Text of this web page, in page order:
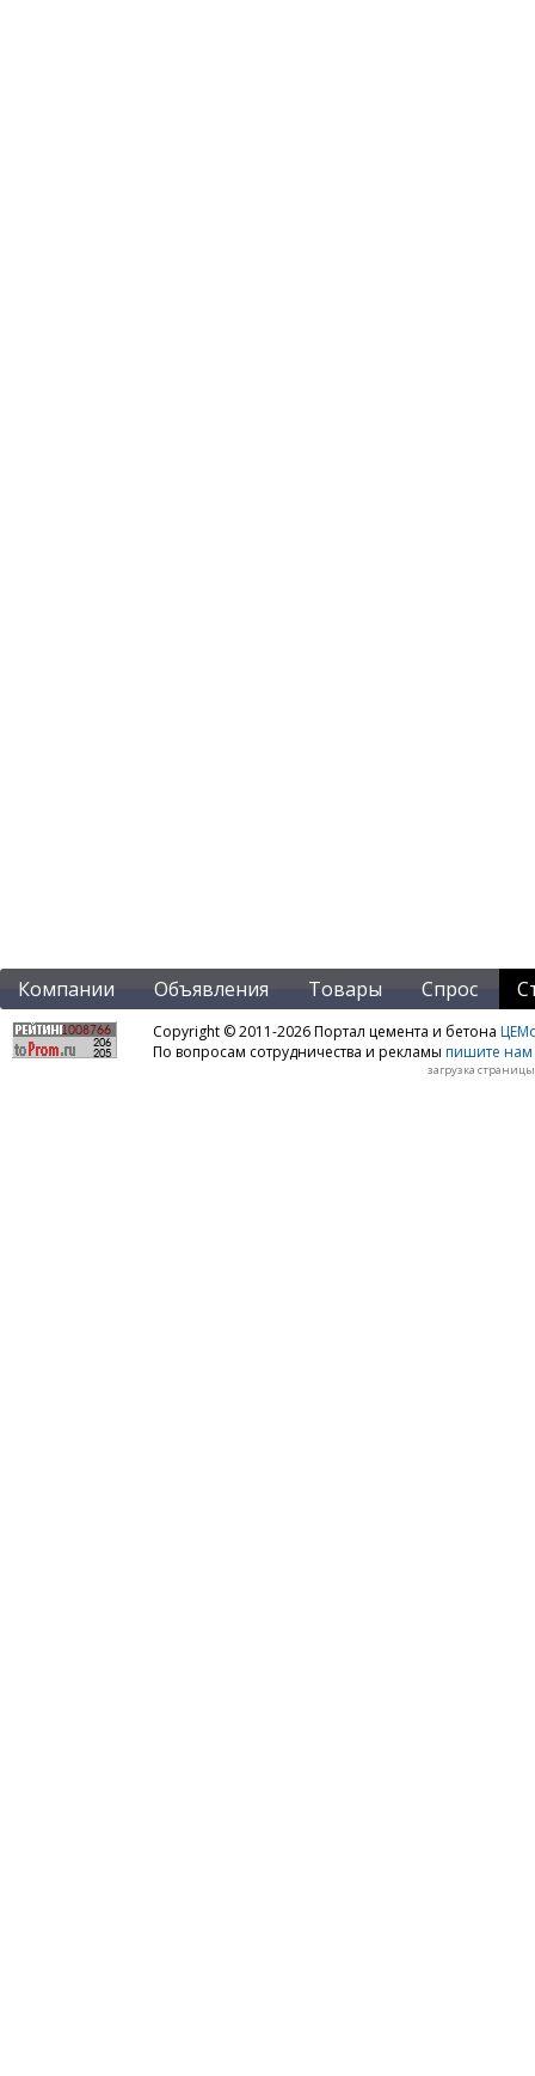
Компании Объявления Товары Спрос
Copyright © 2011-2026 Портал цемента и бетона
По вопросам сотрудничества и рекламы пишите нам
загрузка